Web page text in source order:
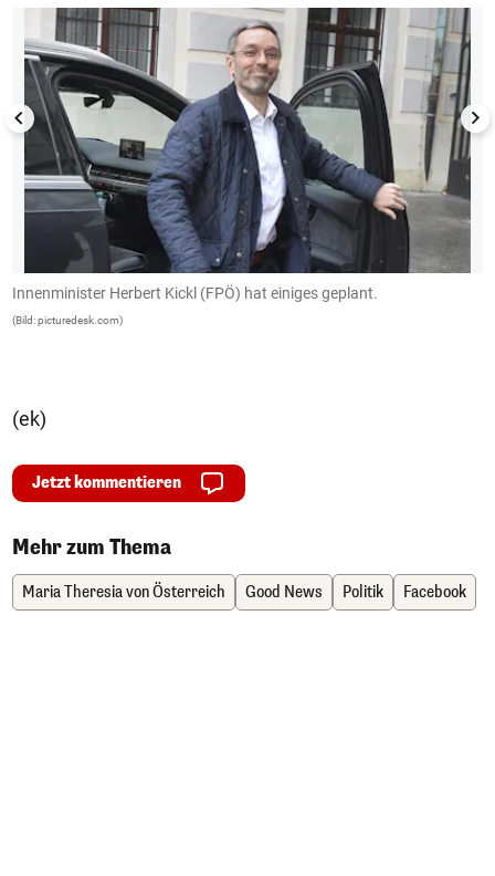
Innenminister Herbert Kickl (FPÖ) hat einiges geplant.
(Bild: picturedesk.com)
(ek)
Jetzt kommentieren
Mehr zum Thema
Maria Theresia von Österreich Good News Politik Facebook